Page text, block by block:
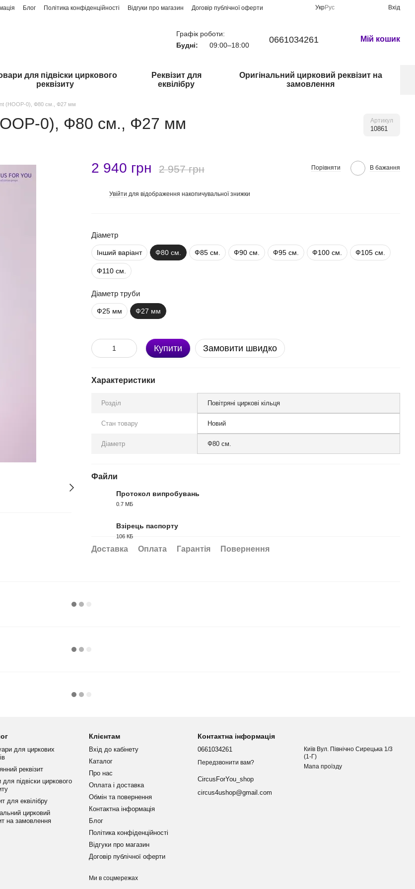
Блог Політика конфіденційності Відгуки про магазин Договір публічної оферти УкрРус Вхід
Графік роботи:
Будні:
09:00–18:00
0661034261 Мій кошик
для підвіски циркового
реквізиту
Реквізит для
еквілібру
Оригінальний цирковий реквізит на
замовлення
(HOOP-0), Ф80 см., Ф27 мм
0), Ф80 см., Ф27 мм Артикул
10861
2 940 грн 2 957 грн Порівняти В бажання
Увійти для відображення накопичувальної знижки
Діаметр
Інший варіант Ф80 см. Ф85 см. Ф90 см. Ф95 см. Ф100 см. Ф105 см.
Ф110 см.
Діаметр труби
Ф25 мм Ф27 мм
Купити Замовити швидко
Характеристики
Розділ Повітряні циркові кільця
Стан товару Новий
Діаметр Ф80 см.
Файли
Протокол випробувань
0.7 МБ
Взірець паспорту
106 КБ
Доставка Оплата Гарантія Повернення
для циркових
реквізит
для підвіски циркового
для еквілібру
цирковий
на замовлення
Клієнтам
Вхід до кабінету
Каталог
Про нас
Оплата і доставка
Обмін та повернення
Контактна інформація
Блог
Політика конфіденційності
Відгуки про магазин
Договір публічної оферти
Ми в соцмережах
Контактна інформація
0661034261
Передзвонити вам?
CircusForYou_shop
circus4ushop@gmail.com
Київ Вул. Північно Сирецька 1/3
(1-Г)
Мапа проїзду